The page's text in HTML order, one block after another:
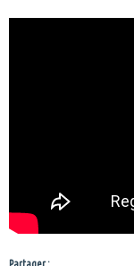
Partager :